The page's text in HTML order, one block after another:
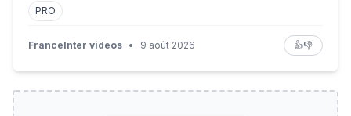
PRO
FranceInter videos • 9 août 2026 👍👎